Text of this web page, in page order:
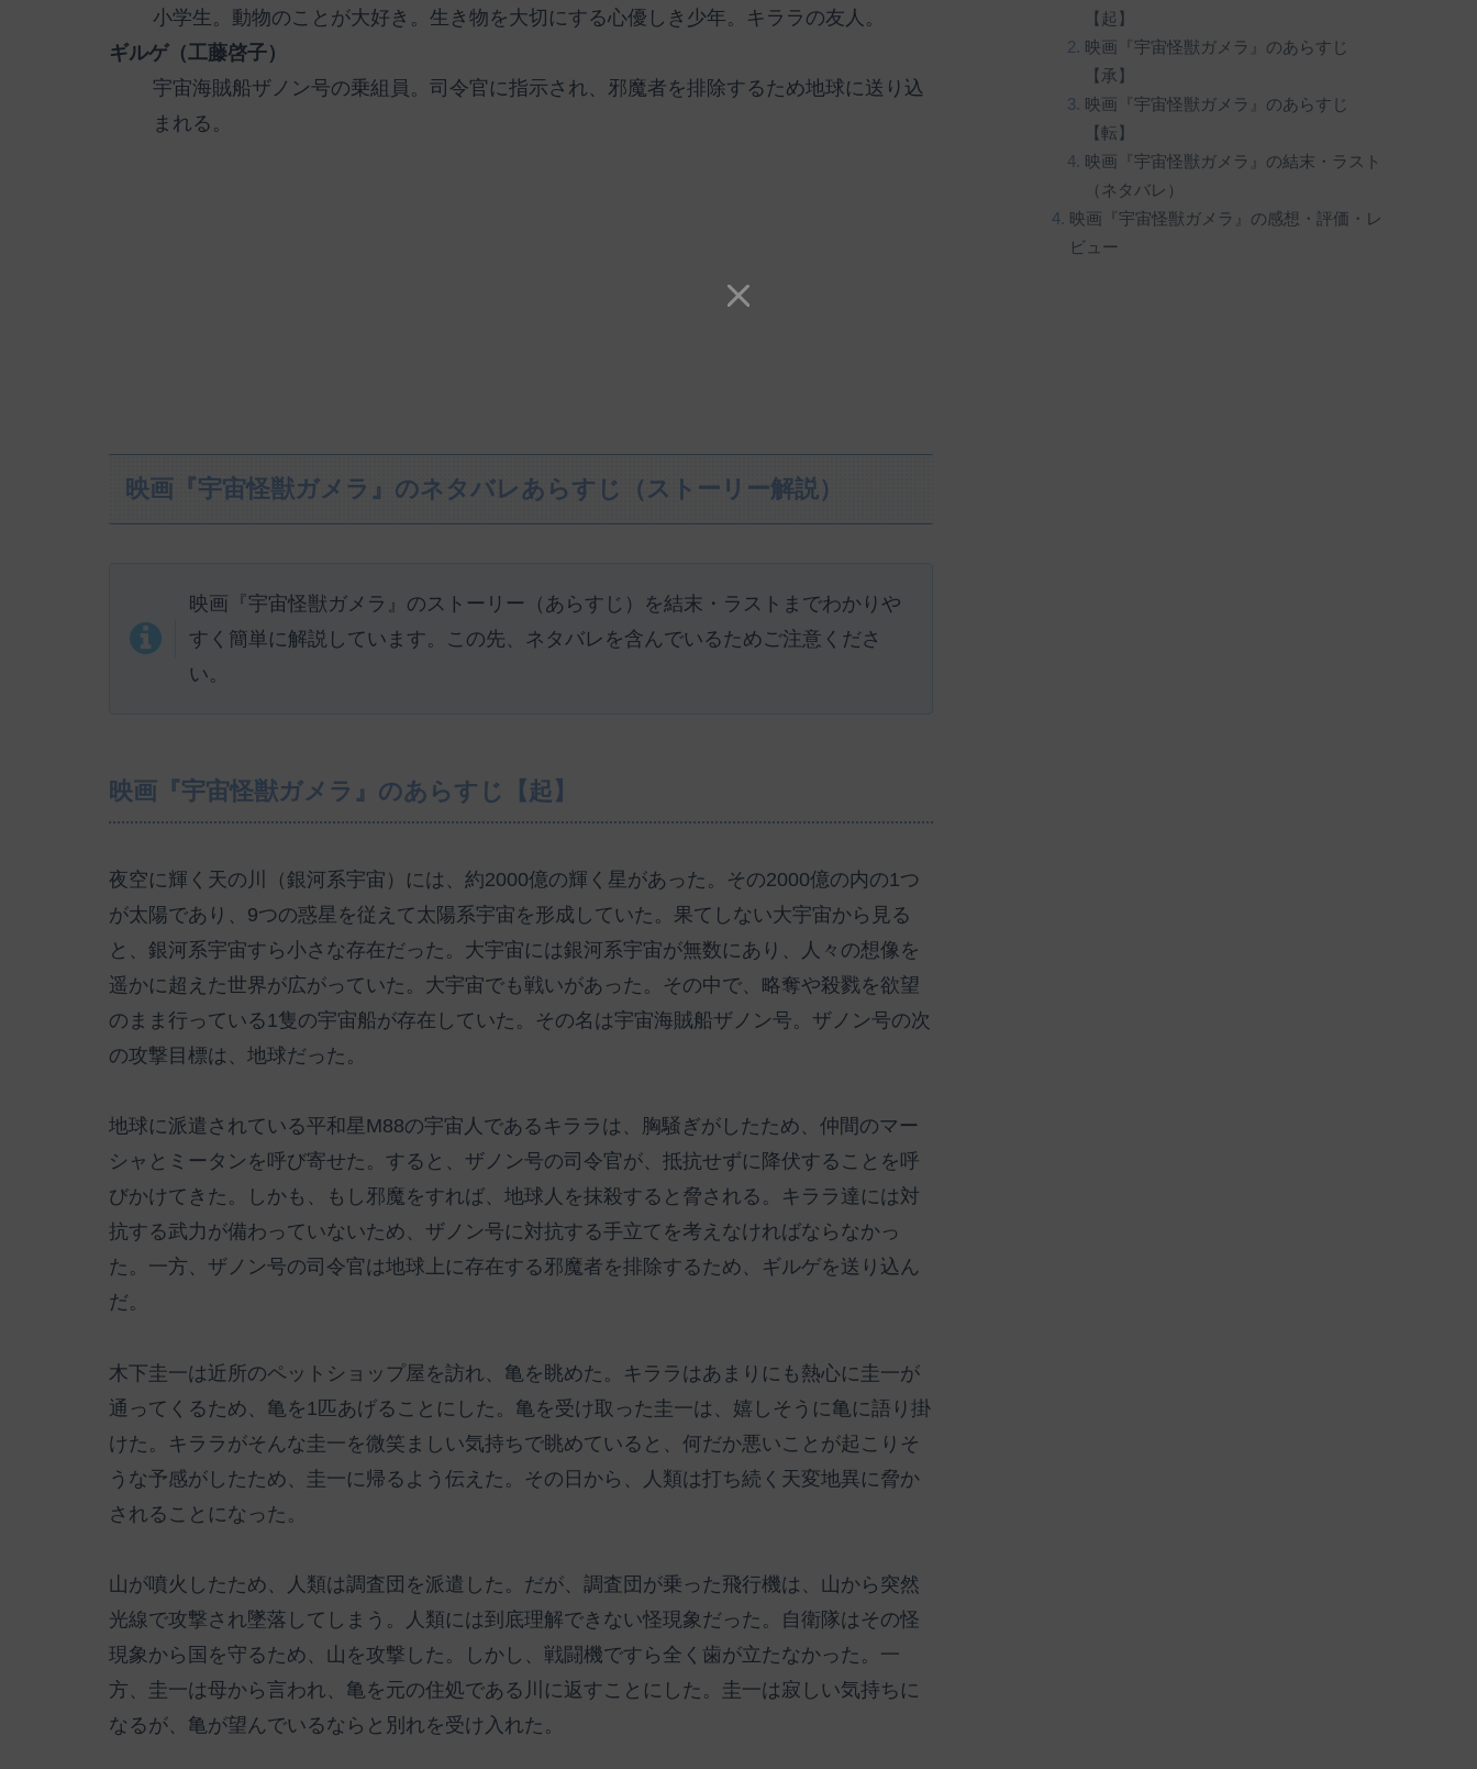
小学生。動物のことが大好き。生き物を大切にする心優しき少年。キララの友人。
ギルゲ（工藤啓子）
宇宙海賊船ザノン号の乗組員。司令官に指示され、邪魔者を排除するため地球に送り込
まれる。
映画『宇宙怪獣ガメラ』のネタバレあらすじ（ストーリー解説）
映画『宇宙怪獣ガメラ』のストーリー（あらすじ）を結末・ラストまでわかりや
すく簡単に解説しています。この先、ネタバレを含んでいるためご注意くださ
い。
映画『宇宙怪獣ガメラ』のあらすじ【起】
夜空に輝く天の川（銀河系宇宙）には、約2000億の輝く星があった。その2000億の内の1つ
が太陽であり、9つの惑星を従えて太陽系宇宙を形成していた。果てしない大宇宙から見る
と、銀河系宇宙すら小さな存在だった。大宇宙には銀河系宇宙が無数にあり、人々の想像を
遥かに超えた世界が広がっていた。大宇宙でも戦いがあった。その中で、略奪や殺戮を欲望
のまま行っている1隻の宇宙船が存在していた。その名は宇宙海賊船ザノン号。ザノン号の次
の攻撃目標は、地球だった。
地球に派遣されている平和星M88の宇宙人であるキララは、胸騒ぎがしたため、仲間のマー
シャとミータンを呼び寄せた。すると、ザノン号の司令官が、抵抗せずに降伏することを呼
びかけてきた。しかも、もし邪魔をすれば、地球人を抹殺すると脅される。キララ達には対
抗する武力が備わっていないため、ザノン号に対抗する手立てを考えなければならなかっ
た。一方、ザノン号の司令官は地球上に存在する邪魔者を排除するため、ギルゲを送り込ん
だ。
木下圭一は近所のペットショップ屋を訪れ、亀を眺めた。キララはあまりにも熱心に圭一が
通ってくるため、亀を1匹あげることにした。亀を受け取った圭一は、嬉しそうに亀に語り掛
けた。キララがそんな圭一を微笑ましい気持ちで眺めていると、何だか悪いことが起こりそ
うな予感がしたため、圭一に帰るよう伝えた。その日から、人類は打ち続く天変地異に脅か
されることになった。
山が噴火したため、人類は調査団を派遣した。だが、調査団が乗った飛行機は、山から突然
光線で攻撃され墜落してしまう。人類には到底理解できない怪現象だった。自衛隊はその怪
現象から国を守るため、山を攻撃した。しかし、戦闘機ですら全く歯が立たなかった。一
方、圭一は母から言われ、亀を元の住処である川に返すことにした。圭一は寂しい気持ちに
なるが、亀が望んでいるならと別れを受け入れた。
【起】
映画『宇宙怪獣ガメラ』のあらすじ
【承】
映画『宇宙怪獣ガメラ』のあらすじ
【転】
映画『宇宙怪獣ガメラ』の結末・ラスト
（ネタバレ）
映画『宇宙怪獣ガメラ』の感想・評価・レ
ビュー